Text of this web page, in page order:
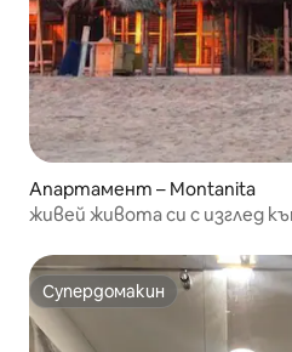
Апартамент – Montanita
живей живота си с изглед
Супердомакин
Супердомакин